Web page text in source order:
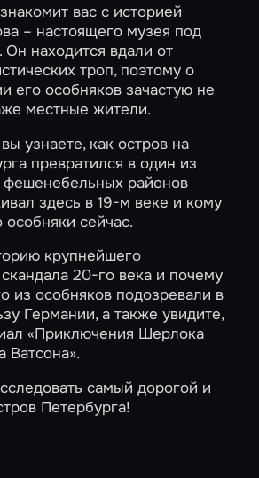
вас с историей
– настоящего музея под
находится вдали от
троп, поэтому о
его особняков зачастую не
местные жители.
узнаете, как остров на
превратился в один из
районов
здесь в 19-м веке и кому
сейчас.
крупнейшего
20-го века и почему
из особняков подозревали в
Германии, а также увидите,
«Приключения Шерлока
Ватсона».
самый дорогой и
Петербурга!